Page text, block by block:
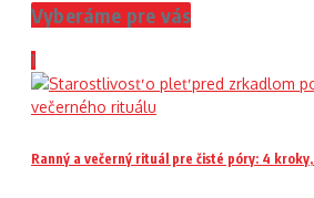
Vyberáme pre vás
1
Ranný a večerný rituál pre čisté póry: 4